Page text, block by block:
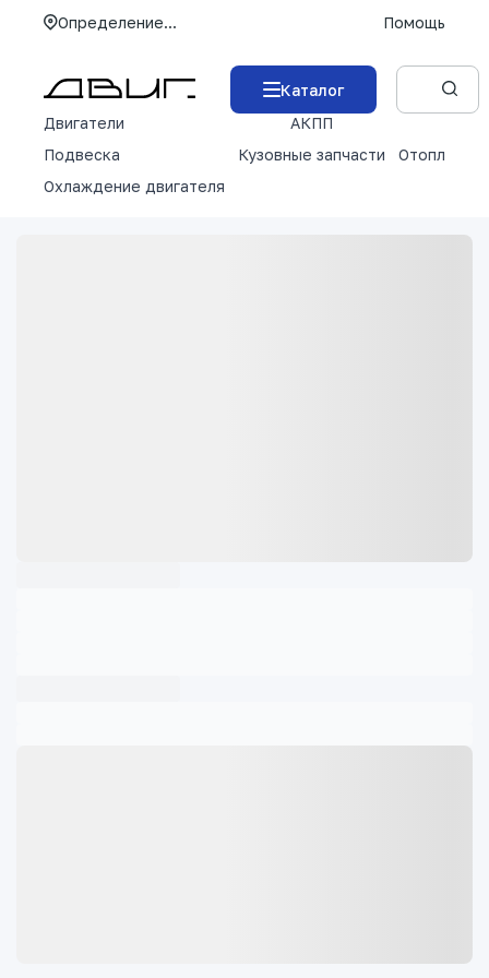
Определение... Помощь
Каталог
Двигатели
АКПП
Подвеска
Кузовные запчасти
Отопление
Охлаждение двигателя